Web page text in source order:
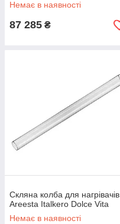
Немає в наявності
87 285 ₴
Скляна колба для нагрівачів
Areesta Italkero Dolce Vita
Немає в наявності